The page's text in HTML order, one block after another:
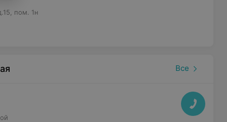
пом. 1н
Все